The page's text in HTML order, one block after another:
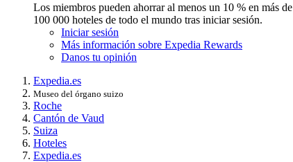
Los miembros pueden ahorrar al menos un 10 % en más de
100 000 hoteles de todo el mundo tras iniciar sesión.
Iniciar sesión
Más información sobre Expedia Rewards
Danos tu opinión
Expedia.es
Museo del órgano suizo
Roche
Cantón de Vaud
Suiza
Hoteles
Expedia.es